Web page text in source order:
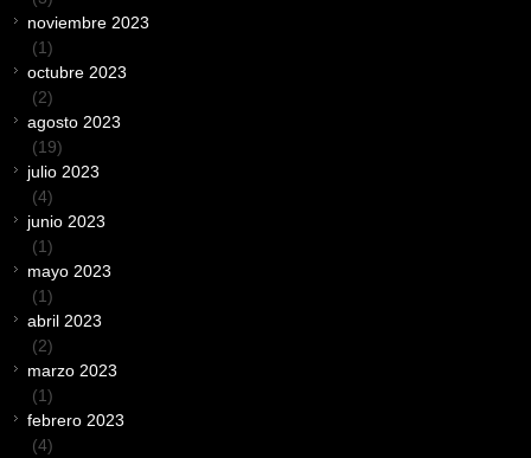
noviembre 2023
(1)
octubre 2023
(2)
agosto 2023
(19)
julio 2023
(4)
junio 2023
(1)
mayo 2023
(1)
abril 2023
(2)
marzo 2023
(1)
febrero 2023
(4)